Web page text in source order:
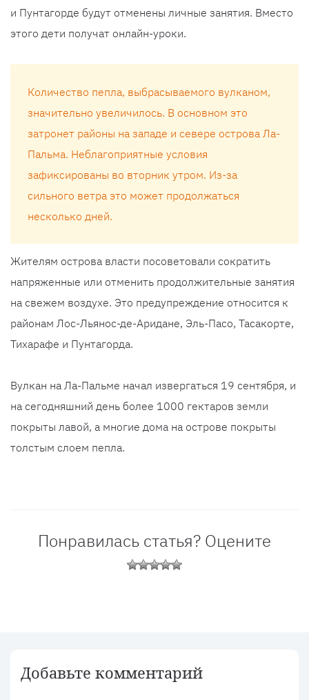
и Пунтагорде будут отменены личные занятия. Вместо
этого дети получат онлайн-уроки.
Количество пепла, выбрасываемого вулканом,
значительно увеличилось. В основном это
затронет районы на западе и севере острова Ла-
Пальма. Неблагоприятные условия
зафиксированы во вторник утром. Из-за
сильного ветра это может продолжаться
несколько дней.
Жителям острова власти посоветовали сократить
напряженные или отменить продолжительные занятия
на свежем воздухе. Это предупреждение относится к
районам Лос-Льянос-де-Аридане, Эль-Пасо, Тасакорте,
Тихарафе и Пунтагорда.
Вулкан на Ла-Пальме начал извергаться 19 сентября, и
на сегодняшний день более 1000 гектаров земли
покрыты лавой, а многие дома на острове покрыты
толстым слоем пепла.
Понравилась статья? Оцените
Добавьте комментарий